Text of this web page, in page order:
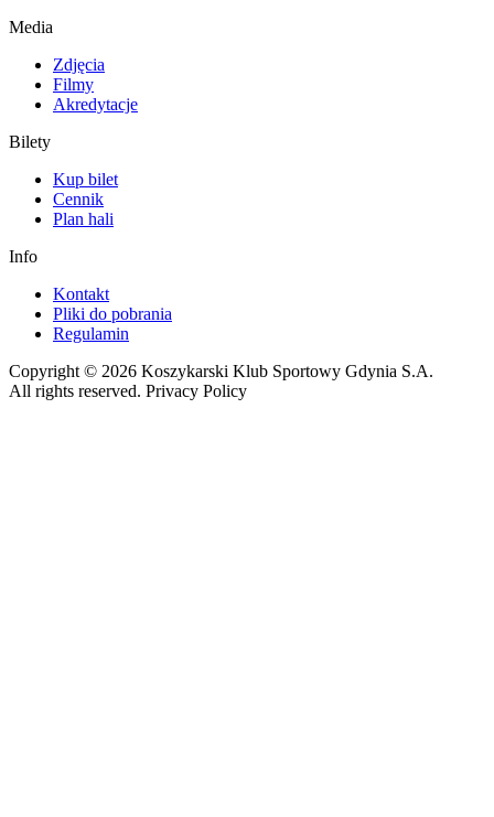
Media
Zdjęcia
Filmy
Akredytacje
Bilety
Kup bilet
Cennik
Plan hali
Info
Kontakt
Pliki do pobrania
Regulamin
Copyright © 2026 Koszykarski Klub Sportowy Gdynia S.A.
All rights reserved. Privacy Policy